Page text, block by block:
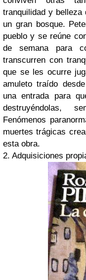
tranquilidad y belleza
un gran bosque.
pueblo y se reúne
de semana para
transcurren con
que se les ocurre
amuleto traído
una entrada para
destruyéndolas,
Fenómenos
muertes trágicas
esta obra.
2. Adquisiciones